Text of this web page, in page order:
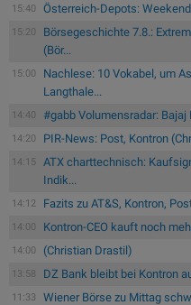
15:40 Österreich-Depots:
15:20
Börsegeschichte 7.8.:
(Bör...
15:00
Nachlese: 10 Vokabel, um
Langthale...
14:40 #gabb Volumensradar: Bajaj
14:20 PIR-News: Post, Kontron
14:15
ATX charttechnisch:
Indik...
14:12 Fazits zu AT&S, Kontron,
14:00 Kontron-CEO kauft noch
14:00 (Christian Drastil)
13:58 DZ Bank bleibt bei Kontron
11:33
Wiener Börse zu Mittag